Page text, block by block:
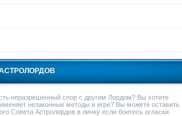
неразрешенный спор с другим Лордом? Вы хотите
незаконные методы в игре? Вы можете оставить
Совета Астролордов в личку если боитесь огласки.